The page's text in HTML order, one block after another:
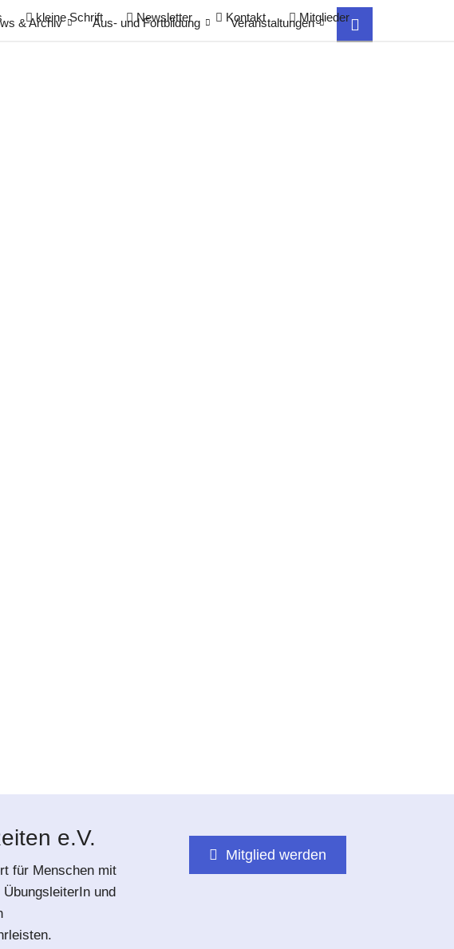
kleine Schrift Newsletter Kontakt Mitglieder
& Archiv Aus- und Fortbildung Veranstaltungen
e.V.
für Menschen mit
und
Mitglied werden